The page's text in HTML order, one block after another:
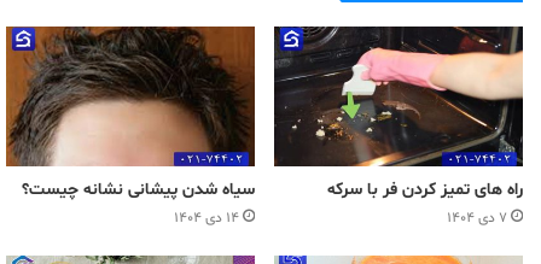
راه های تميز كردن فر با سركه
۷ دی ۱۴۰۴
سیاه شدن پیشانی نشانه چیست؟
۱۴ دی ۱۴۰۴